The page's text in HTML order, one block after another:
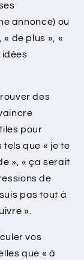
annonce) ou
de plus », «
idées
des
pour
que « je te
», « ça serait
de
pas tout à
».
vos
que « à